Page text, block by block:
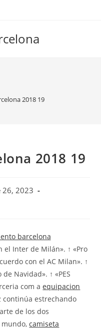
2018 19
2018 19
26, 2023
el Inter de Milán». ↑ «Pro
con el AC Milan». ↑
Navidad». ↑ «PES
com aequipacion
continúa estrechando
de los dos
mundo,camiseta